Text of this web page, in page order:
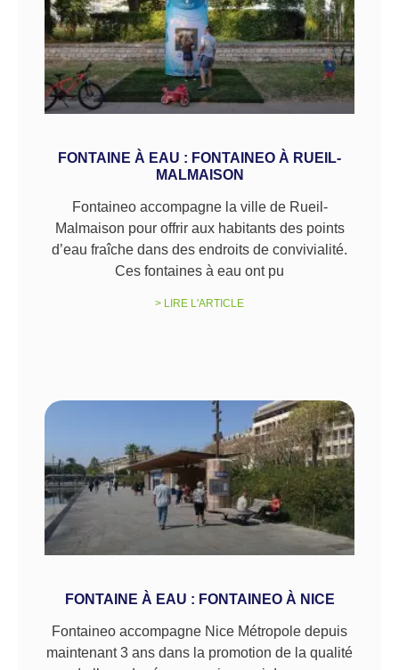
FONTAINE À EAU : FONTAINEO À RUEIL-
MALMAISON
Fontaineo accompagne la ville de Rueil-
Malmaison pour offrir aux habitants des points
d’eau fraîche dans des endroits de convivialité.
Ces fontaines à eau ont pu
> LIRE L'ARTICLE
FONTAINE À EAU : FONTAINEO À NICE
Fontaineo accompagne Nice Métropole depuis
maintenant 3 ans dans la promotion de la qualité